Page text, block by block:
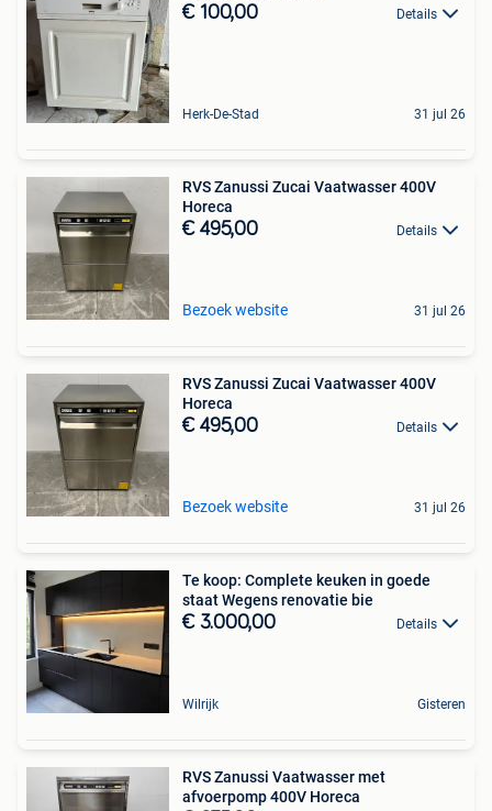
€ 100,00 Details
Herk-De-Stad 31 jul 26
RVS Zanussi Zucai Vaatwasser 400V
Horeca
€ 495,00 Details
Bezoek website 31 jul 26
RVS Zanussi Zucai Vaatwasser 400V
Horeca
€ 495,00 Details
Bezoek website 31 jul 26
Te koop: Complete keuken in goede
staat Wegens renovatie bie
€ 3.000,00 Details
Wilrijk Gisteren
RVS Zanussi Vaatwasser met
afvoerpomp 400V Horeca